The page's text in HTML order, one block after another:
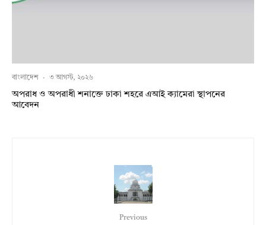
বাংলাদেশ · ৩ আগস্ট, ২০২৬
অপরাধ ও অপরাধী শনাক্তে ঢাকা শহরে এআই ক্যামেরা স্থাপনের
আবেদন
Previous